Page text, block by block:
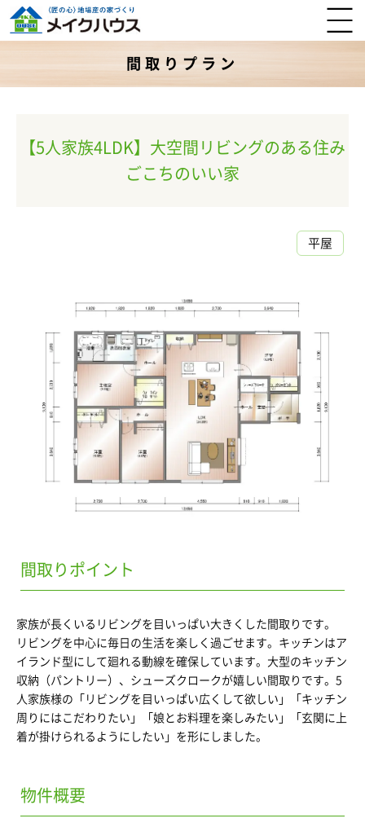
間取りプラン
【5人家族4LDK】大空間リビングのある住み
ごこちのいい家
平屋
間取りポイント
家族が長くいるリビングを目いっぱい大きくした間取りです。
リビングを中心に毎日の生活を楽しく過ごせます。キッチンはア
イランド型にして廻れる動線を確保しています。大型のキッチン
収納（パントリー）、シューズクロークが嬉しい間取りです。5
人家族様の「リビングを目いっぱい広くして欲しい」「キッチン
周りにはこだわりたい」「娘とお料理を楽しみたい」「玄関に上
着が掛けられるようにしたい」を形にしました。
物件概要